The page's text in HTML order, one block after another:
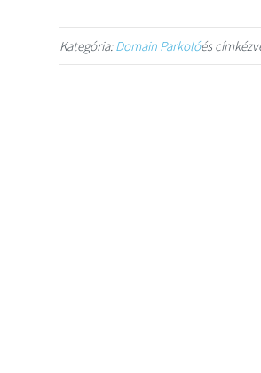
Kategória:Domain Parkolóés